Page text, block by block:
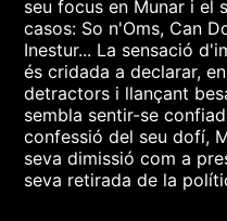
seu focus en Munar i el
casos: So n'Oms, Can
Inestur... La sensació
és cridada a declarar,
detractors i llançant
sembla sentir-se
confessió del seu dofí,
seva dimissió com a
seva retirada de la